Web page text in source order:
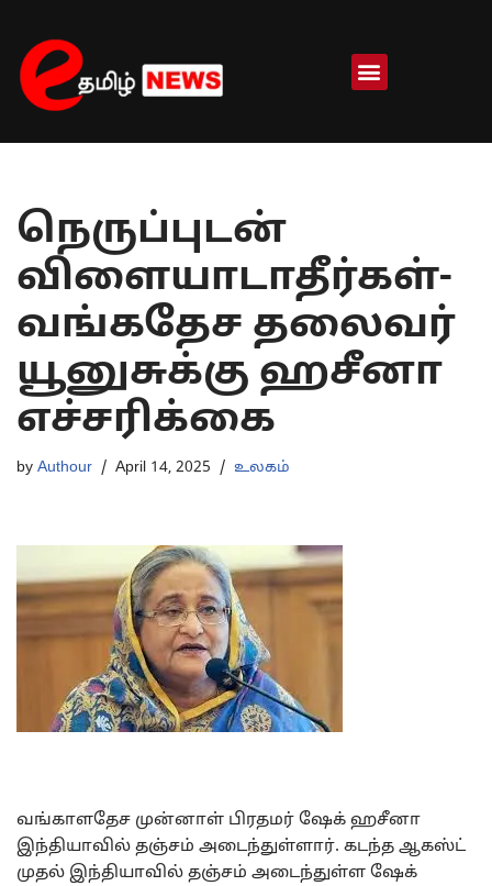
Skip
to
content
நெருப்புடன்
விளையாடாதீர்கள்-
வங்கதேச தலைவர்
யூனுசுக்கு ஹசீனா
எச்சரிக்கை
by Authour April 14, 2025 உலகம்
வங்காளதேச முன்னாள் பிரதமர் ஷேக் ஹசீனா
இந்தியாவில் தஞ்சம் அடைந்துள்ளார். கடந்த ஆகஸ்ட்
முதல் இந்தியாவில் தஞ்சம் அடைந்துள்ள ஷேக்